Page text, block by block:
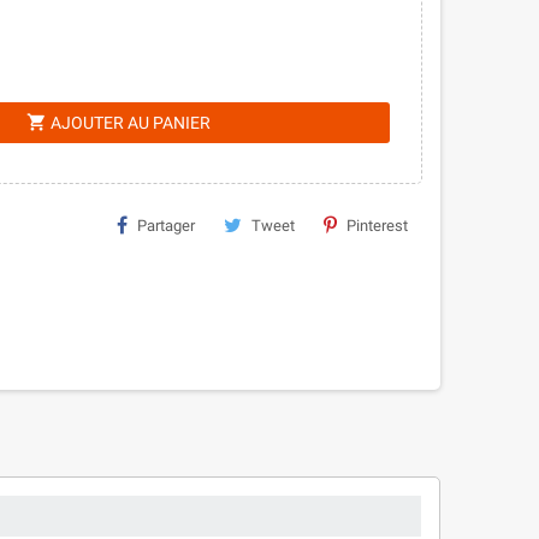
shopping_cart AJOUTER AU PANIER
Partager Tweet Pinterest